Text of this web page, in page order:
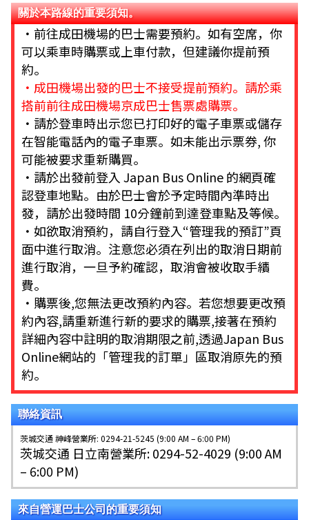
關於本路線的重要須知。
・前往成田機場的巴士需要預約。如有空席，你
可以乘車時購票或上車付款，但建議你提前預
約。
・成田機場出發的巴士不接受提前預約。請於乘
搭前前往成田機場京成巴士售票處購票。
・請於登車時出示您已打印好的電子車票或儲存
在智能電話內的電子車票。如未能出示票券, 你
可能被要求重新購買。
・請於出發前登入 Japan Bus Online 的網頁確
認登車地點。由於巴士會於予定時間內準時出
發，請於出發時間 10分鐘前到達登車點及等候。
・如欲取消預約，請自行登入“管理我的預訂”頁
面中進行取消。注意您必須在列出的取消日期前
進行取消，一旦予約確認，取消會被收取手續
費。
・購票後,您無法更改預約內容。若您想要更改預
約內容,請重新進行新的要求的購票,接著在預約
詳細內容中註明的取消期限之前,透過Japan Bus
Online網站的「管理我的訂單」區取消原先的預
約。
聯絡資訊
茨城交通 神峰營業所: 0294-21-5245 (9:00 AM – 6:00 PM)
茨城交通 日立南營業所: 0294-52-4029 (9:00 AM
– 6:00 PM)
來自營運巴士公司的重要須知